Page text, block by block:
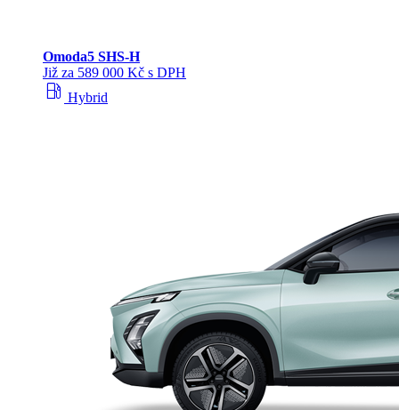
Omoda5 SHS‑H
Již za 589 000 Kč s DPH
local_gas_station Hybrid